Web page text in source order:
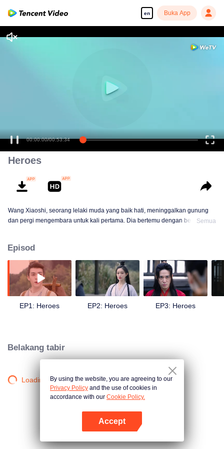
en Buka App
00:00:00/00:53:34
Heroes
Wang Xiaoshi, seorang lelaki muda yang baik hati, meninggalkan gunung
dan pergi mengembara untuk kali pertama. Dia bertemu dengan beberapa
berkebolehan boleh berjaya, dia mengalami persaudaraan dan percintaan.
Pada masa itu, dia bukan lagi seorang lelaki muda yang tidak
berpengalaman tetapi telah berkembang menjadi "wira" yang boleh
bertindak atas tanggungjawabnya.
Semua
Episod
EP1: Heroes EP2: Heroes EP3: Heroes
Belakang tabir
Loading…By using the website, you are agreeing to our
Privacy Policy and the use of cookies in
accordance with our Cookie Policy.
Accept